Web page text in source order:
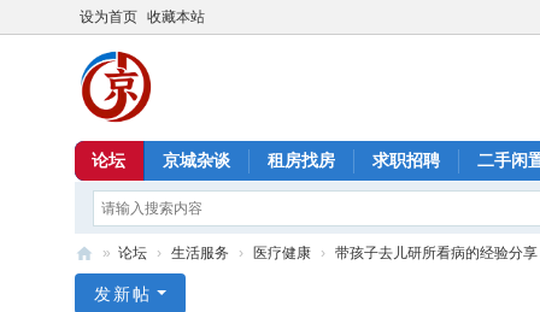
设为首页 收藏本站
论坛 京城杂谈 租房找房 求职招聘 二手闲
» 论坛 › 生活服务 › 医疗健康 › 带孩子去儿研所看病的经验分享
发新帖